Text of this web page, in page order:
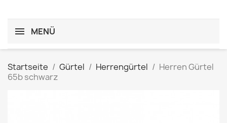
MENÜ
Startseite Gürtel Herrengürtel
Herren Gürtel
65b schwarz